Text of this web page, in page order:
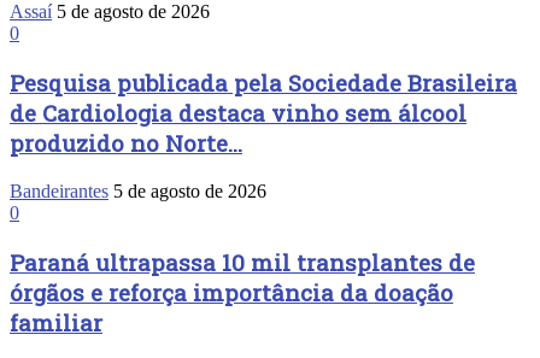
Assaí 5 de agosto de 2026
0
Pesquisa publicada pela Sociedade Brasileira
de Cardiologia destaca vinho sem álcool
produzido no Norte...
Bandeirantes 5 de agosto de 2026
0
Paraná ultrapassa 10 mil transplantes de
órgãos e reforça importância da doação
familiar